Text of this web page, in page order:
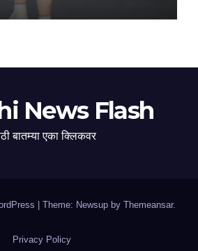
News Flash
बातम्या एका क्लिकवर
| Theme: Newsup by Themeansar.
Privacy Policy